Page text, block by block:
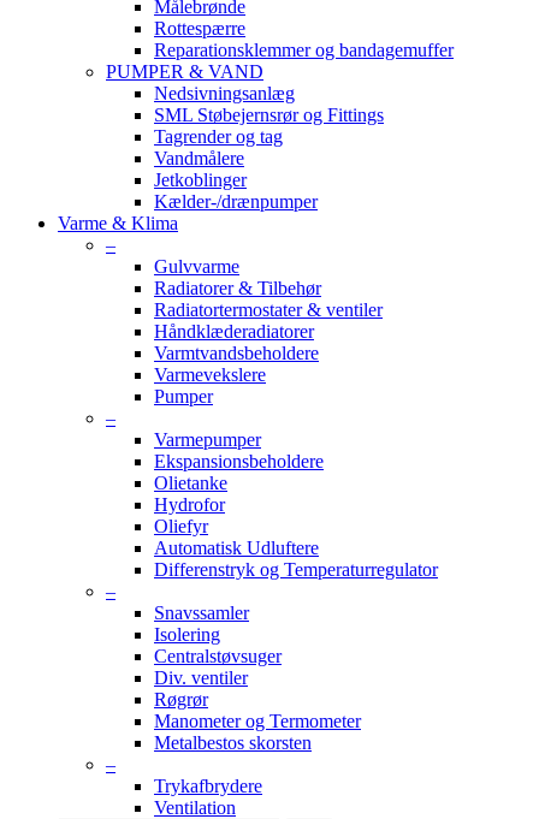
Målebrønde
Rottespærre
Reparationsklemmer og bandagemuffer
PUMPER & VAND
Nedsivningsanlæg
SML Støbejernsrør og Fittings
Tagrender og tag
Vandmålere
Jetkoblinger
Kælder-/drænpumper
Varme & Klima
–
Gulvvarme
Radiatorer & Tilbehør
Radiatortermostater & ventiler
Håndklæderadiatorer
Varmtvandsbeholdere
Varmevekslere
Pumper
–
Varmepumper
Ekspansionsbeholdere
Olietanke
Hydrofor
Oliefyr
Automatisk Udluftere
Differenstryk og Temperaturregulator
–
Snavssamler
Isolering
Centralstøvsuger
Div. ventiler
Røgrør
Manometer og Termometer
Metalbestos skorsten
–
Trykafbrydere
Ventilation